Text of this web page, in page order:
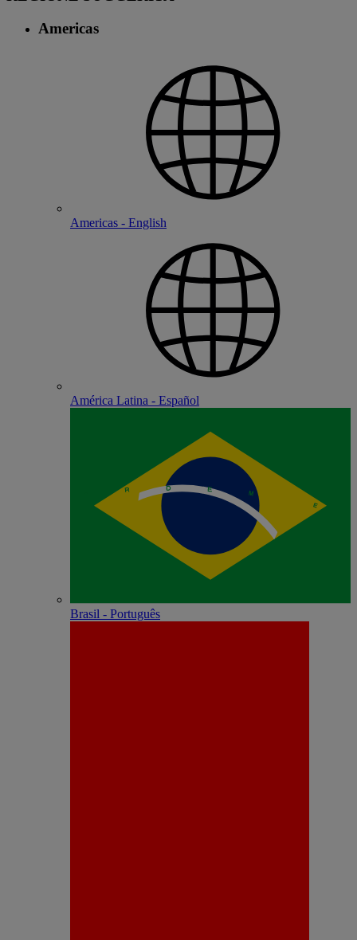
Americas
Americas - English
América Latina - Español
Brasil - Português